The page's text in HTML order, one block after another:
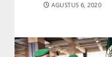
AGUSTUS 6, 2020